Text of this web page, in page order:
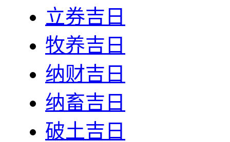
立券吉日
牧养吉日
纳财吉日
纳畜吉日
破土吉日